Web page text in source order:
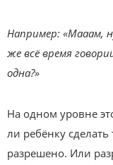
Например: «Мааам,
же всё время
одна?»
На одном уровне
ли ребёнку
разрешено. Или